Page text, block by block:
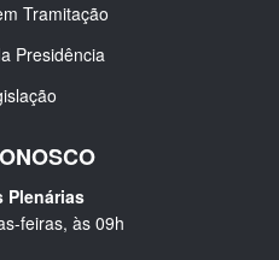
Tramitação
Presidência
Plenárias
feiras, às 09h